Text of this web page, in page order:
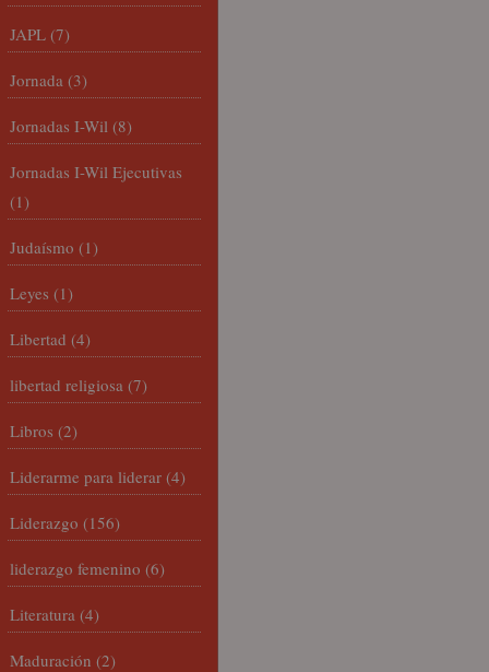
JAPL (7)
Jornada (3)
Jornadas I-Wil (8)
Jornadas I-Wil Ejecutivas
(1)
Judaísmo (1)
Leyes (1)
Libertad (4)
libertad religiosa (7)
Libros (2)
Liderarme para liderar (4)
Liderazgo (156)
liderazgo femenino (6)
Literatura (4)
Maduración (2)